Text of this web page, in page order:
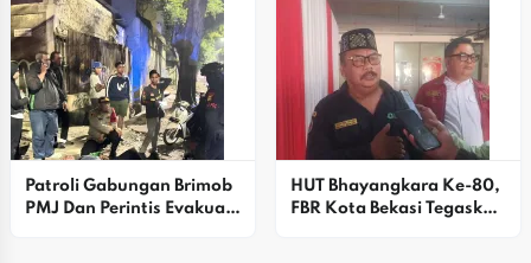
Bagian Sejarah
Penghijauan Kota
Patroli Gabungan Brimob
PMJ Dan Perintis Evakuasi
HUT Bhayangkara Ke-80,
FBR Kota Bekasi Tegaskan